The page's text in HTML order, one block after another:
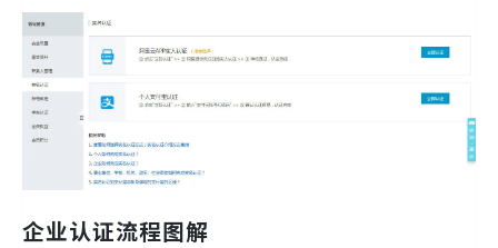
企业认证流程图解